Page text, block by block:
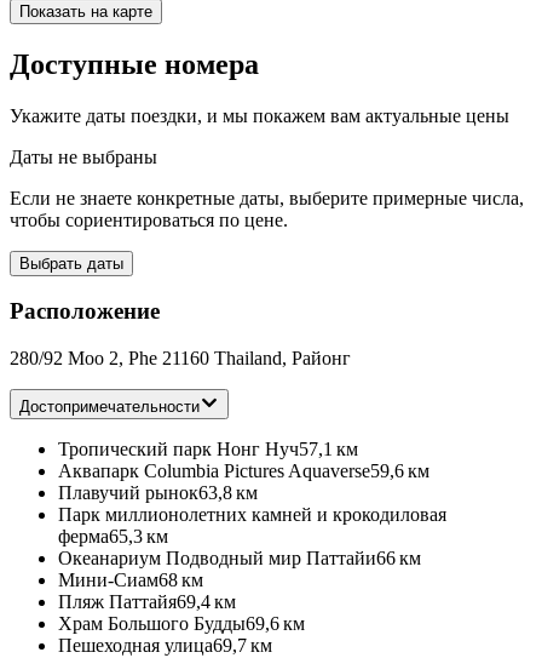
Показать на карте
Доступные номера
Укажите даты поездки, и мы покажем вам актуальные цены
Даты не выбраны
Если не знаете конкретные даты, выберите примерные числа,
чтобы сориентироваться по цене.
Выбрать даты
Расположение
280/92 Moo 2, Phe 21160 Thailand, Районг
Достопримечательности
Тропический парк Нонг Нуч57,1 км
Аквапарк Columbia Pictures Aquaverse59,6 км
Плавучий рынок63,8 км
Парк миллионолетних камней и крокодиловая
ферма65,3 км
Океанариум Подводный мир Паттайи66 км
Мини-Сиам68 км
Пляж Паттайя69,4 км
Храм Большого Будды69,6 км
Пешеходная улица69,7 км